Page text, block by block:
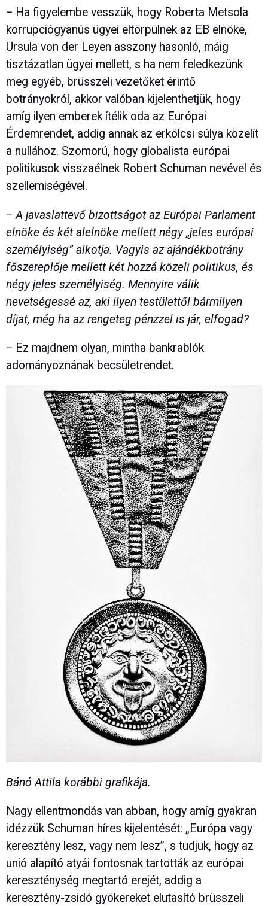
− Ha figyelembe vesszük, hogy Roberta Metsola
korrupciógyanús ügyei eltörpülnek az EB elnöke,
Ursula von der Leyen asszony hasonló, máig
tisztázatlan ügyei mellett, s ha nem feledkezünk
meg egyéb, brüsszeli vezetőket érintő
botrányokról, akkor valóban kijelenthetjük, hogy
amíg ilyen emberek ítélik oda az Európai
Érdemrendet, addig annak az erkölcsi súlya közelít
a nullához. Szomorú, hogy globalista európai
politikusok visszaélnek Robert Schuman nevével és
szellemiségével.
− A javaslattevő bizottságot az Európai Parlament
elnöke és két alelnöke mellett négy „jeles európai
személyiség” alkotja. Vagyis az ajándékbotrány
főszereplője mellett két hozzá közeli politikus, és
négy jeles személyiség. Mennyire válik
nevetségessé az, aki ilyen testülettől bármilyen
díjat, még ha az rengeteg pénzzel is jár, elfogad?
− Ez majdnem olyan, mintha bankrablók
adományoznának becsületrendet.
Bánó Attila korábbi grafikája.
Nagy ellentmondás van abban, hogy amíg gyakran
idézzük Schuman híres kijelentését: „Európa vagy
keresztény lesz, vagy nem lesz”, s tudjuk, hogy az
unió alapító atyái fontosnak tartották az európai
kereszténység megtartó erejét, addig a
keresztény-zsidó gyökereket elutasító brüsszeli